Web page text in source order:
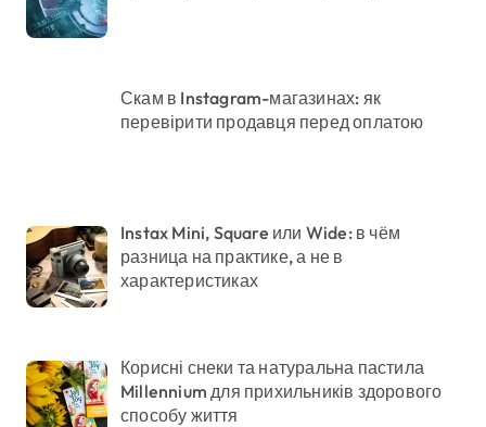
Скам в Instagram-магазинах: як
перевірити продавця перед оплатою
Instax Mini, Square или Wide: в чём
разница на практике, а не в
характеристиках
Корисні снеки та натуральна пастила
Millennium для прихильників здорового
способу життя